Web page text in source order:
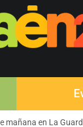
mañana en La